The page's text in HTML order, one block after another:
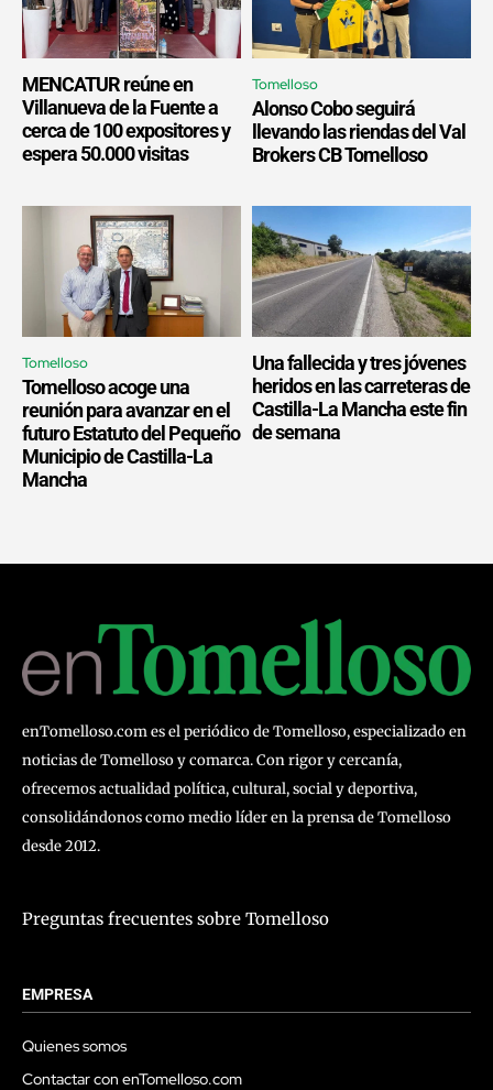
MENCATUR reúne en
Villanueva de la Fuente a
cerca de 100 expositores y
espera 50.000 visitas
Tomelloso
Alonso Cobo seguirá
llevando las riendas del Val
Brokers CB Tomelloso
Tomelloso
Tomelloso acoge una
reunión para avanzar en el
futuro Estatuto del Pequeño
Municipio de Castilla-La
Mancha
Una fallecida y tres jóvenes
heridos en las carreteras de
Castilla-La Mancha este fin
de semana
enTomelloso.com es el periódico de Tomelloso, especializado en
noticias de Tomelloso y comarca. Con rigor y cercanía,
ofrecemos actualidad política, cultural, social y deportiva,
consolidándonos como medio líder en la prensa de Tomelloso
desde 2012.
Preguntas frecuentes sobre Tomelloso
EMPRESA
Quienes somos
Contactar con enTomelloso.com